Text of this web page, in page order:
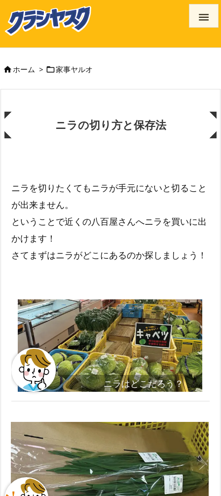

ホーム > 家事ヤルオ
ニラの切り方と保存法
ニラを切りたくてもニラが手元にないと切ること
が出来ません。
ということで近くの八百屋さんへニラを買いに出
かけます！
さてまずはニラがどこにあるのか探しましょう！
ニラはどこだろう？